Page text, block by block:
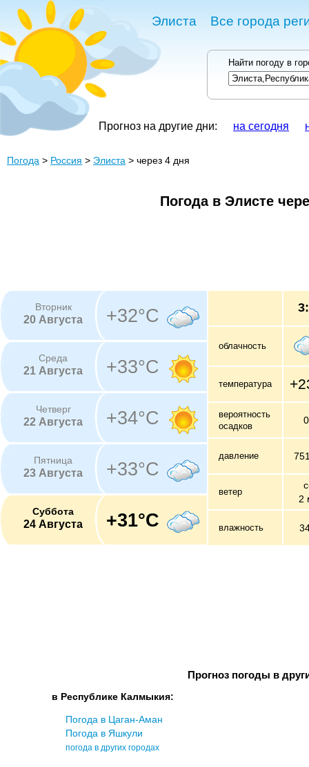
Элиста Все города
Найти погоду в
Прогноз на другие дни: на сегодня
Погода > Россия > Элиста > через 4 дня
Погода в Элисте
Вторник
20 Августа +32°C
Среда
21 Августа +33°C
Четверг
22 Августа +34°C
Пятница
23 Августа +33°C
Суббота
24 Августа +31°C
облачность
температура
вероятность
осадков
давление
ветер
2
влажность
Прогноз погоды в
в Республике Калмыкия:
Погода в Цаган-Аман
Погода в Яшкули
погода в других городах